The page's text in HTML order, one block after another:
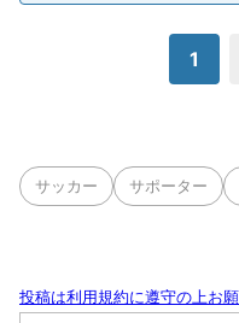
1
サッカー サポーター